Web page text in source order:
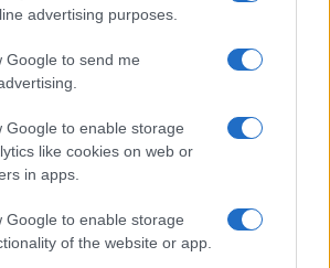
advertising purposes.
Google to send me
Google to enable storage
like cookies on web or
in apps.
Google to enable storage
of the website or app.
CONSIGLI E DIARI DI VIAGGIO - P.IVA
REGISTRATA AL TRIBUNALE DI NOCERA
(ASSOCIAZIONE NAZIONALE STAMPA
ONLINE)